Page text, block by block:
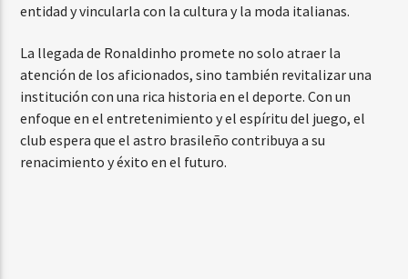
entidad y vincularla con la cultura y la moda italianas.
La llegada de Ronaldinho promete no solo atraer la
atención de los aficionados, sino también revitalizar una
institución con una rica historia en el deporte. Con un
enfoque en el entretenimiento y el espíritu del juego, el
club espera que el astro brasileño contribuya a su
renacimiento y éxito en el futuro.